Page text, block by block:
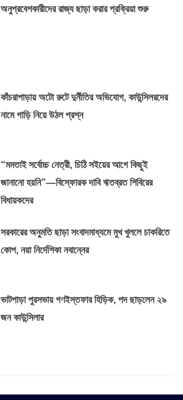
অনুপ্রবেশকারীদের রাজ্য ছাড়া করার প্রক্রিয়া শুরু
কাঁচরাপাড়ায় অটো রুটে দুর্নীতির অভিযোগ, কাউন্সিলরদের
নামে গাড়ি নিয়ে উঠল প্রশ্ন
“মমতাই সর্বোচ্চ নেত্রী, চিঠি সইয়ের আগে কিছুই
জানানো হয়নি”—বিস্ফোরক দাবি ঋতব্রত শিবিরের
বিধায়কদের
সরকারের অনুমতি ছাড়া সংবাদমাধ্যমে মুখ খুললে চাকরিতে
কোপ, নয়া নির্দেশিকা নবান্নের
ভাটপাড়া পুরসভায় গণইস্তফার হিড়িক, পদ ছাড়লেন ২৯
জন কাউন্সিলার